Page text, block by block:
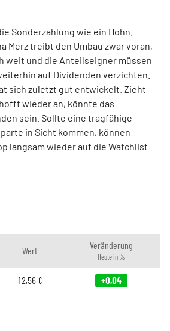
Sonderzahlung wie ein Hohn.
Merz treibt den Umbau zwar voran,
weit und die Anteilseigner müssen
auf Dividenden verzichten.
sich zuletzt gut entwickelt. Zieht
wieder an, könnte das
sein. Sollte eine tragfähige
in Sicht kommen, können
langsam wieder auf die Watchlist
Wert Veränderung
Heute in %
12,56€ +0,04